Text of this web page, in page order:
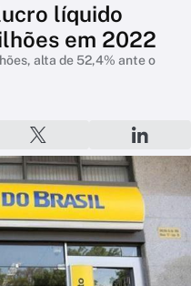
líquido
em 2022
alta de 52,4% ante o